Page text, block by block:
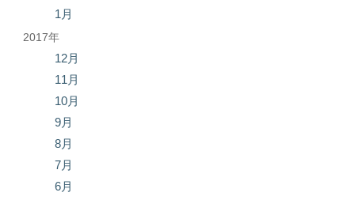
1月
2017年
12月
11月
10月
9月
8月
7月
6月